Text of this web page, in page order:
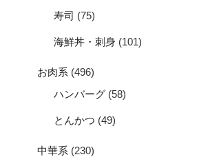
寿司 (75)
海鮮丼・刺身 (101)
お肉系 (496)
ハンバーグ (58)
とんかつ (49)
中華系 (230)